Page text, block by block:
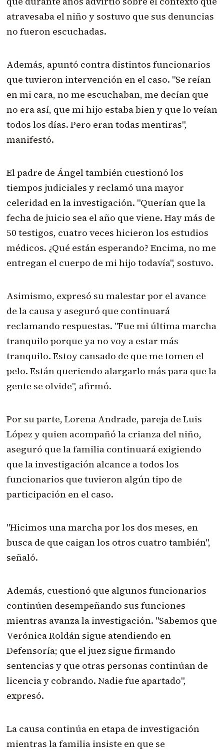
atravesaba el niño y sostuvo que sus denuncias
no fueron escuchadas.
Además, apuntó contra distintos funcionarios
que tuvieron intervención en el caso. "Se reían
en mi cara, no me escuchaban, me decían que
no era así, que mi hijo estaba bien y que lo veían
todos los días. Pero eran todas mentiras",
manifestó.
El padre de Ángel también cuestionó los
tiempos judiciales y reclamó una mayor
celeridad en la investigación. "Querían que la
fecha de juicio sea el año que viene. Hay más de
50 testigos, cuatro veces hicieron los estudios
médicos. ¿Qué están esperando? Encima, no me
entregan el cuerpo de mi hijo todavía", sostuvo.
Asimismo, expresó su malestar por el avance
de la causa y aseguró que continuará
reclamando respuestas. "Fue mi última marcha
tranquilo porque ya no voy a estar más
tranquilo. Estoy cansado de que me tomen el
pelo. Están queriendo alargarlo más para que la
gente se olvide", afirmó.
Por su parte, Lorena Andrade, pareja de Luis
López y quien acompañó la crianza del niño,
aseguró que la familia continuará exigiendo
que la investigación alcance a todos los
funcionarios que tuvieron algún tipo de
participación en el caso.
"Hicimos una marcha por los dos meses, en
busca de que caigan los otros cuatro también",
señaló.
Además, cuestionó que algunos funcionarios
continúen desempeñando sus funciones
mientras avanza la investigación. "Sabemos que
Verónica Roldán sigue atendiendo en
Defensoría; que el juez sigue firmando
sentencias y que otras personas continúan de
licencia y cobrando. Nadie fue apartado",
expresó.
La causa continúa en etapa de investigación
mientras la familia insiste en que se